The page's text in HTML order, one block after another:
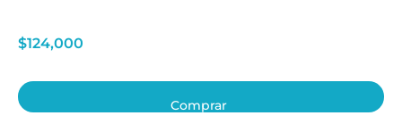
$124,000
Comprar